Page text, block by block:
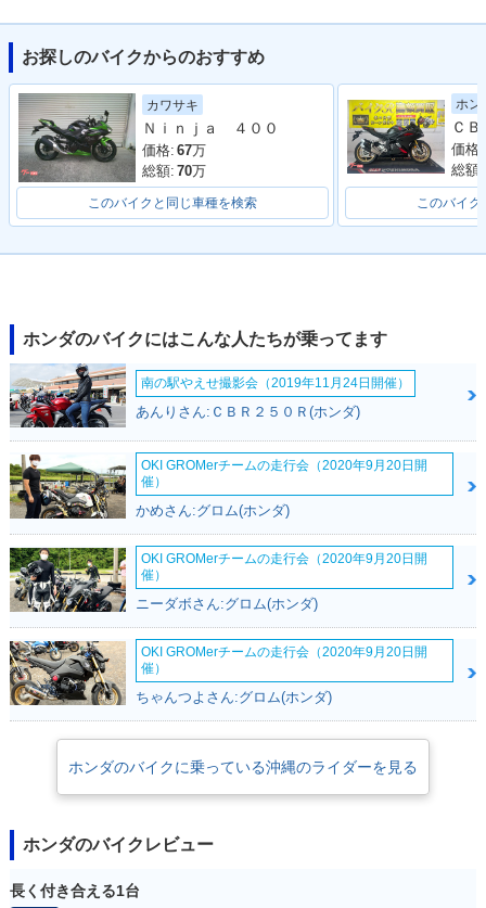
2020年 CBR400
R・カラーチェンジ
2019年 CBR400
R・フルモデルチェ
ンジ
R・カラーチェンジ
ェンジ
2016年 CBR400
R・フルモデルチェ
2013年 CBR400R
ABS・新登場
2013年 CBR400
1987年 CBR400
R・カラーチェンジ
1986年 CBR400
1986年 CBR400
R・新登場
お探しのバイクからのおすすめ
カワサキ
Ｎｉｎｊａ ４００
価格: 67万
総額: 70万
このバイクと同じ車種を検索
ホン
価格:
総額:
このバイク
ホンダのバイクにはこんな人たちが乗ってます
南の駅やえせ撮影会（2019年11月24日開催）
あんりさん:ＣＢＲ２５０Ｒ(ホンダ)
OKI GROMerチームの走行会（2020年9月20日開
催）
かめさん:グロム(ホンダ)
OKI GROMerチームの走行会（2020年9月20日開
催）
ニーダボさん:グロム(ホンダ)
OKI GROMerチームの走行会（2020年9月20日開
催）
ちゃんつよさん:グロム(ホンダ)
ホンダのバイクに乗っている沖縄のライダーを見る
ホンダのバイクレビュー
長く付き合える1台